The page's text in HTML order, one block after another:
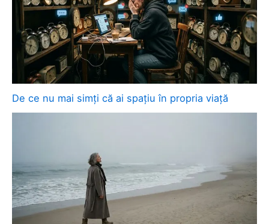
De ce nu mai simți că ai spațiu în propria viață